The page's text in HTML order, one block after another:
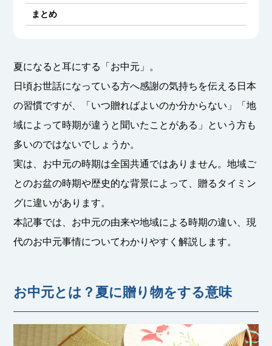
まとめ
夏になると耳にする「お中元」。
日頃お世話になっている方へ感謝の気持ちを伝える日本
の習慣ですが、「いつ贈ればよいのか分からない」「地
域によって時期が違うと聞いたことがある」という方も
多いのではないでしょうか。
実は、お中元の時期は全国共通ではありません。地域ご
とのお盆の時期や歴史的な背景によって、贈るタイミン
グに違いがあります。
本記事では、お中元の由来や地域による時期の違い、現
代のお中元事情についてわかりやすく解説します。
お中元とは？夏に贈り物をする意味